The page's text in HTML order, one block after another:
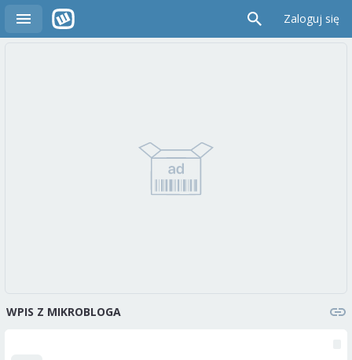
Zaloguj się
WPIS Z MIKROBLOGA